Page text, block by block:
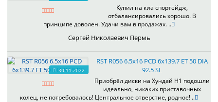
Купил на киа спортейдж,
отбалансировались хорошо. В
принципе доволен. Удачи вам в продажах. ..
Сергей Николаевич Пермь
30.11.2022
RST R056 6.5x16 PCD 6x139.7 ET 50 DIA
92.5 SL
Приобрёл диски на Хундай H1 подошли
идеально, никаких приставочных
колец, не потребовалось! Центральное отверстие, родное! ..